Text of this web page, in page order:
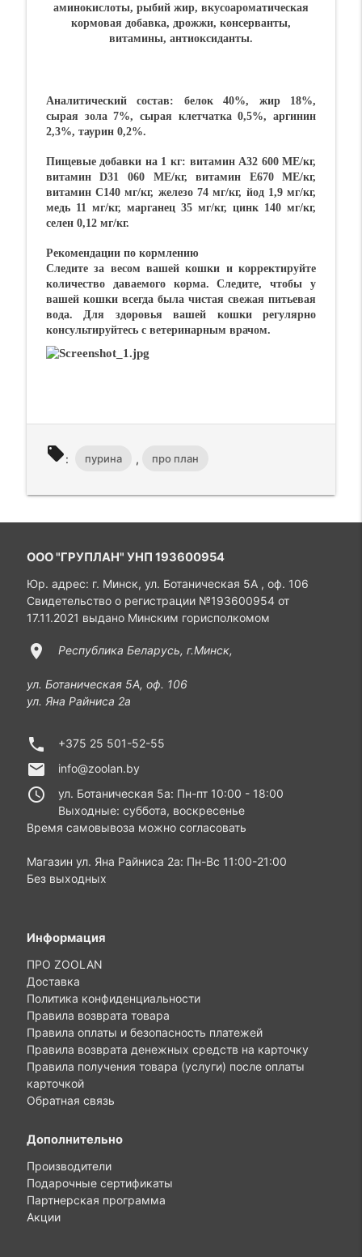
аминокислоты, рыбий жир, вкусоароматическая
кормовая добавка, дрожжи, консерванты,
витамины, антиоксиданты.
Аналитический состав: белок 40%, жир 18%,
сырая зола 7%, сырая клетчатка 0,5%, аргинин
2,3%, таурин 0,2%.
Пищевые добавки на 1 кг: витамин А32 600 МЕ/кг,
витамин D31 060 МЕ/кг, витамин Е670 МЕ/кг,
витамин С140 мг/кг, железо 74 мг/кг, йод 1,9 мг/кг,
медь 11 мг/кг, марганец 35 мг/кг, цинк 140 мг/кг,
селен 0,12 мг/кг.
Рекомендации по кормлению
Следите за весом вашей кошки и корректируйте
количество даваемого корма. Следите, чтобы у
вашей кошки всегда была чистая свежая питьевая
вода. Для здоровья вашей кошки регулярно
консультируйтесь с ветеринарным врачом.
local_offer: пурина , про план
ООО "ГРУПЛАН" УНП 193600954
Юр. адрес: г. Минск, ул. Ботаническая 5А , оф. 106
Свидетельство о регистрации №193600954 от
17.11.2021 выдано Минским горисполкомом
location_on Республика Беларусь, г.Минск,
ул. Ботаническая 5А, оф. 106
ул. Яна Райниса 2а
phone +375 25 501-52-55
email info@zoolan.by
access_time
ул. Ботаническая 5а: Пн-пт 10:00 - 18:00
Выходные: суббота, воскресенье
Время самовывоза можно согласовать
Магазин ул. Яна Райниса 2а: Пн-Вс 11:00-21:00
Без выходных
Информация
ПРО ZOOLAN
Доставка
Политика конфиденциальности
Правила возврата товара
Правила оплаты и безопасность платежей
Правила возврата денежных средств на карточку
Правила получения товара (услуги) после оплаты
карточкой
Обратная связь
Дополнительно
Производители
Подарочные сертификаты
Партнерская программа
Акции